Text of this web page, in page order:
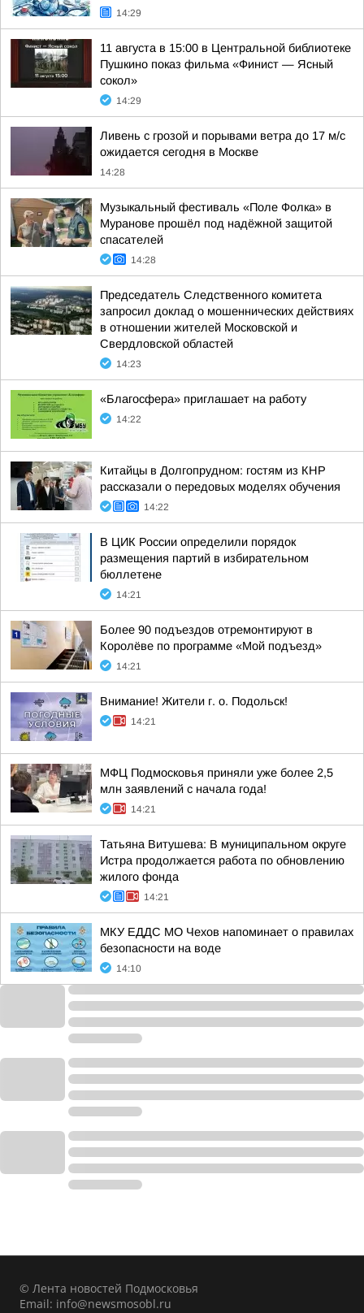
14:29
11 августа в 15:00 в Центральной библиотеке
Пушкино показ фильма «Финист — Ясный
сокол»
14:29
Ливень с грозой и порывами ветра до 17 м/с
ожидается сегодня в Москве
14:28
Музыкальный фестиваль «Поле Фолка» в
Муранове прошёл под надёжной защитой
спасателей
14:28
Председатель Следственного комитета
запросил доклад о мошеннических действиях
в отношении жителей Московской и
Свердловской областей
14:23
«Благосфера» приглашает на работу
14:22
Китайцы в Долгопрудном: гостям из КНР
рассказали о передовых моделях обучения
14:22
В ЦИК России определили порядок
размещения партий в избирательном
бюллетене
14:21
Более 90 подъездов отремонтируют в
Королёве по программе «Мой подъезд»
14:21
Внимание! Жители г. о. Подольск!
14:21
МФЦ Подмосковья приняли уже более 2,5
млн заявлений с начала года!
14:21
Татьяна Витушева: В муниципальном округе
Истра продолжается работа по обновлению
жилого фонда
14:21
МКУ ЕДДС МО Чехов напоминает о правилах
безопасности на воде
14:10
© Лента новостей Подмосковья
Email: info@newsmosobl.ru